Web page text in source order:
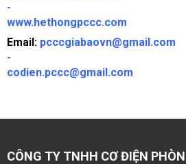
-
www.hethongpccc.com
Email: pcccgiabaovn@gmail.com
-
codien.pccc@gmail.com
CÔNG TY TNHH CƠ ĐIỆN